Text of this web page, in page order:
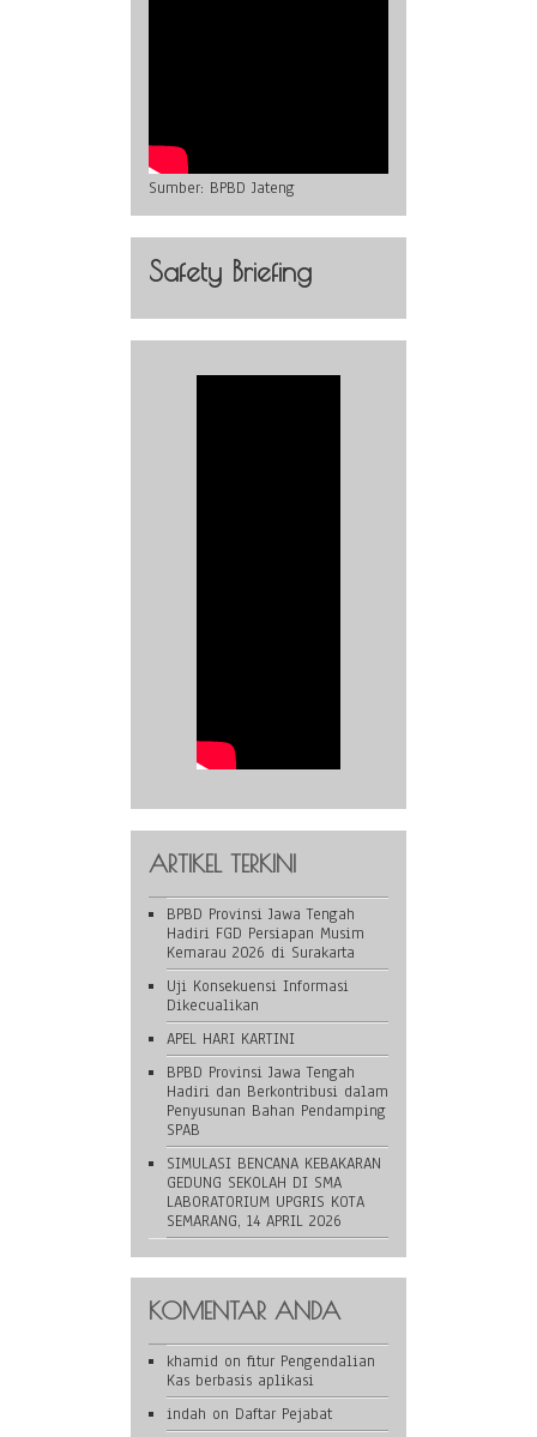
Sumber: BPBD Jateng
Safety Briefing
ARTIKEL TERKINI
BPBD Provinsi Jawa Tengah
Hadiri FGD Persiapan Musim
Kemarau 2026 di Surakarta
Uji Konsekuensi Informasi
Dikecualikan
APEL HARI KARTINI
BPBD Provinsi Jawa Tengah
Hadiri dan Berkontribusi dalam
Penyusunan Bahan Pendamping
SPAB
SIMULASI BENCANA KEBAKARAN
GEDUNG SEKOLAH DI SMA
LABORATORIUM UPGRIS KOTA
SEMARANG, 14 APRIL 2026
KOMENTAR ANDA
khamid on fitur Pengendalian
Kas berbasis aplikasi
indah on Daftar Pejabat